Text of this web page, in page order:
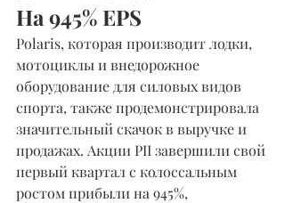
На 945% EPS
Polaris, которая производит лодки,
мотоциклы и внедорожное
оборудование для силовых видов
спорта, также продемонстрировала
значительный скачок в выручке и
продажах. Акции PII завершили свой
первый квартал с колоссальным
ростом прибыли на 945%,